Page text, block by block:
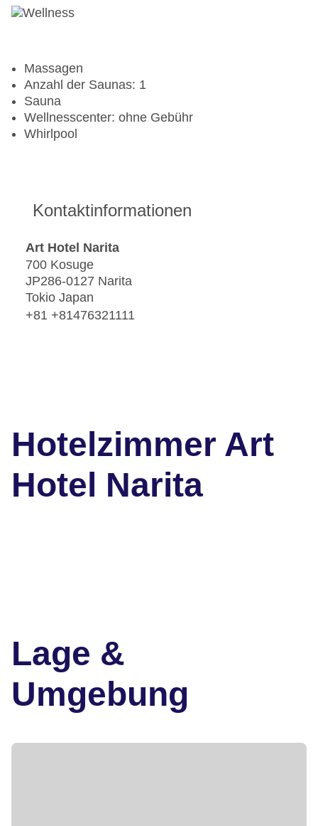
Massagen
Anzahl der Saunas: 1
Sauna
Wellnesscenter: ohne Gebühr
Whirlpool
Kontaktinformationen
Art Hotel Narita
700 Kosuge
JP286-0127 Narita
Tokio Japan
+81 +81476321111
Hotelzimmer Art
Hotel Narita
Lage &
Umgebung